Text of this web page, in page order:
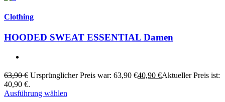
Clothing
HOODED SWEAT ESSENTIAL Damen
63,90€ Ursprünglicher Preis war: 63,90 €40,90 €Aktueller Preis ist:
40,90 €.
Ausführung wählen